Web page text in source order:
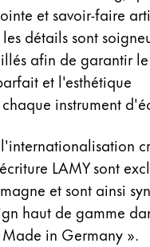
et savoir-faire
détails sont
afin de garantir le
et l'esthétique
instrument
LAMY sont
et sont ainsi
haut de gamme
in Germany ».